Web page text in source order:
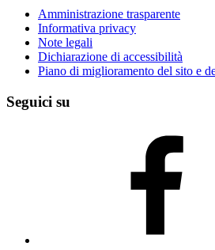
Amministrazione trasparente
Informativa privacy
Note legali
Dichiarazione di accessibilità
Piano di miglioramento del sito e
Seguici su